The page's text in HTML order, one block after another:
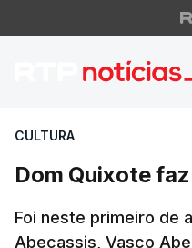
Dom
CULTURA
Dom Quixote
Foi neste primeiro de
Abecassis, Vasco